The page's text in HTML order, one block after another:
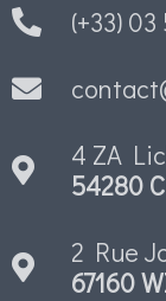
(+33)
4 ZA
54280
2 Rue
67160